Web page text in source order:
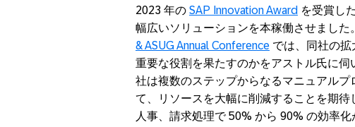
2023 年の SAP Innovation Award を受賞し
幅広いソリューションを本稼働させました
& ASUG Annual Conference では、同社の拡
重要な役割を果たすのかをアストル氏に
社は複数のステップからなるマニュアル
て、リソースを大幅に削減することを期待
人事、請求処理で 50% から 90% の効率化